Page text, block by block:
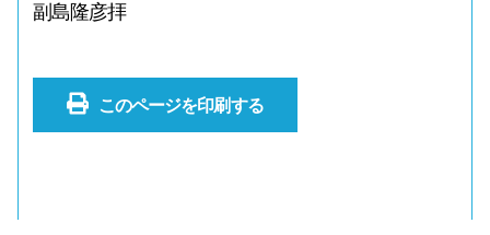
副島隆彦拝
このページを印刷する